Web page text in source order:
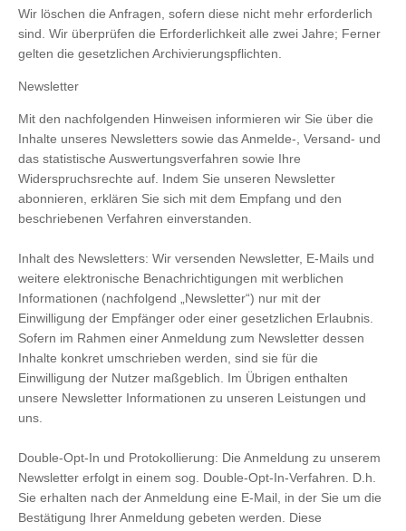
Wir löschen die Anfragen, sofern diese nicht mehr erforderlich
sind. Wir überprüfen die Erforderlichkeit alle zwei Jahre; Ferner
gelten die gesetzlichen Archivierungspflichten.
Newsletter
Mit den nachfolgenden Hinweisen informieren wir Sie über die
Inhalte unseres Newsletters sowie das Anmelde-, Versand- und
das statistische Auswertungsverfahren sowie Ihre
Widerspruchsrechte auf. Indem Sie unseren Newsletter
abonnieren, erklären Sie sich mit dem Empfang und den
beschriebenen Verfahren einverstanden.
Inhalt des Newsletters: Wir versenden Newsletter, E-Mails und
weitere elektronische Benachrichtigungen mit werblichen
Informationen (nachfolgend „Newsletter“) nur mit der
Einwilligung der Empfänger oder einer gesetzlichen Erlaubnis.
Sofern im Rahmen einer Anmeldung zum Newsletter dessen
Inhalte konkret umschrieben werden, sind sie für die
Einwilligung der Nutzer maßgeblich. Im Übrigen enthalten
unsere Newsletter Informationen zu unseren Leistungen und
uns.
Double-Opt-In und Protokollierung: Die Anmeldung zu unserem
Newsletter erfolgt in einem sog. Double-Opt-In-Verfahren. D.h.
Sie erhalten nach der Anmeldung eine E-Mail, in der Sie um die
Bestätigung Ihrer Anmeldung gebeten werden. Diese